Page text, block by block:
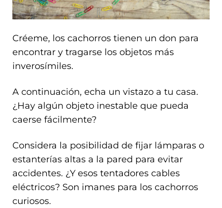
Créeme, los cachorros tienen un don para
encontrar y tragarse los objetos más
inverosímiles.
A continuación, echa un vistazo a tu casa.
¿Hay algún objeto inestable que pueda
caerse fácilmente?
Considera la posibilidad de fijar lámparas o
estanterías altas a la pared para evitar
accidentes. ¿Y esos tentadores cables
eléctricos? Son imanes para los cachorros
curiosos.